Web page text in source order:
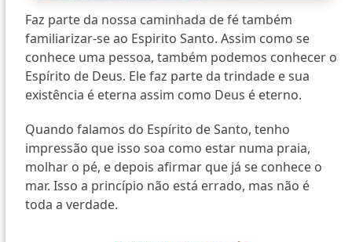
Faz parte da nossa caminhada de fé também
familiarizar-se ao Espirito Santo. Assim como se
conhece uma pessoa, também podemos conhecer o
Espírito de Deus. Ele faz parte da trindade e sua
existência é eterna assim como Deus é eterno.
Quando falamos do Espírito de Santo, tenho
impressão que isso soa como estar numa praia,
molhar o pé, e depois afirmar que já se conhece o
mar. Isso a princípio não está errado, mas não é
toda a verdade.